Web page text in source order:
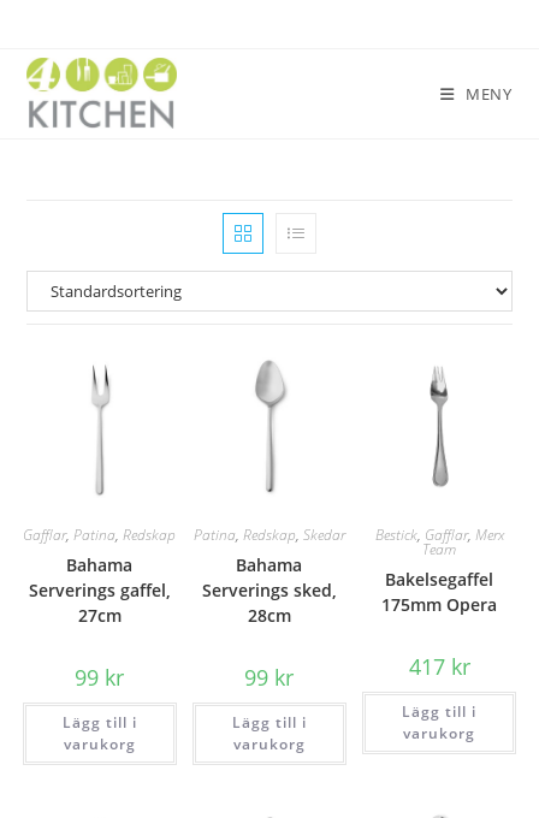
MENY
Gafflar,Patina,Redskap
Bahama
Serverings gaffel,
27cm
99 kr
Lägg till i
varukorg
Patina, Redskap, Skedar
Bahama
Serverings sked,
28cm
99 kr
Lägg till i
varukorg
Bestick, Gafflar, Merx
Team
Bakelsegaffel
175mm Opera
417 kr
Lägg till i
varukorg